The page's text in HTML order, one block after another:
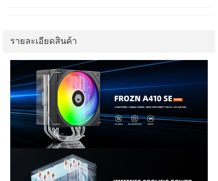
รายละเอียดสินค้า